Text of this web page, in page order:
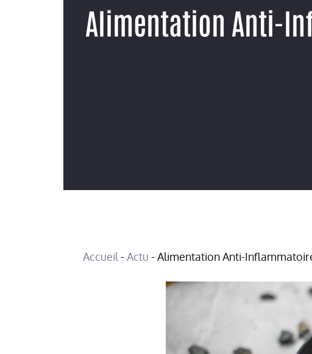
Alimentation Anti-
Accueil -Actu -Alimentation Anti-